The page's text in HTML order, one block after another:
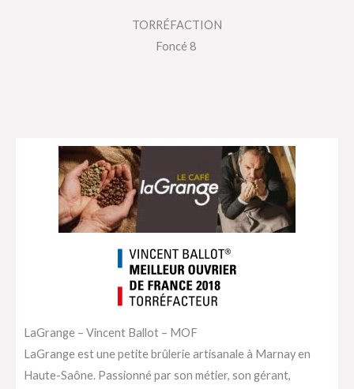
TORRÉFACTION
Foncé 8
LaGrange – Vincent Ballot – MOF
LaGrange est une petite brûlerie artisanale à Marnay en
Haute-Saône. Passionné par son métier, son gérant,